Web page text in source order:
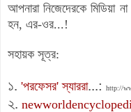
আপনারা নিজেদেরকে মিডিয়া
হন, এর-ওর...!
সহায়ক সূত্র:
১. 'পরফেসর' স্যাররা...: http://
২.